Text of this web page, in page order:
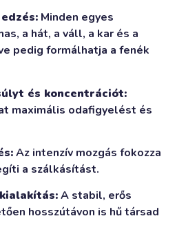
Minden egyes
a hát, a váll, a kar és a
pedig formálhatja a fenék
és koncentrációt:
maximális odafigyelést és
Az intenzív mozgás fokozza
a szálkásítást.
A stabil, erős
hosszútávon is hű társad